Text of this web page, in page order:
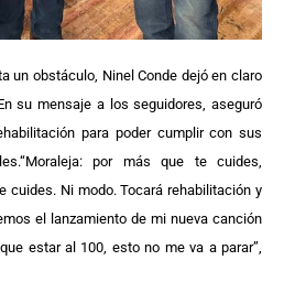
un obstáculo, Ninel Conde dejó en claro
su mensaje a los seguidores, aseguró
para poder cumplir con sus
“Moraleja: por más que te cuides,
cuides. Ni modo. Tocará rehabilitación y
el lanzamiento de mi nueva canción
estar al 100, esto no me va a parar”,